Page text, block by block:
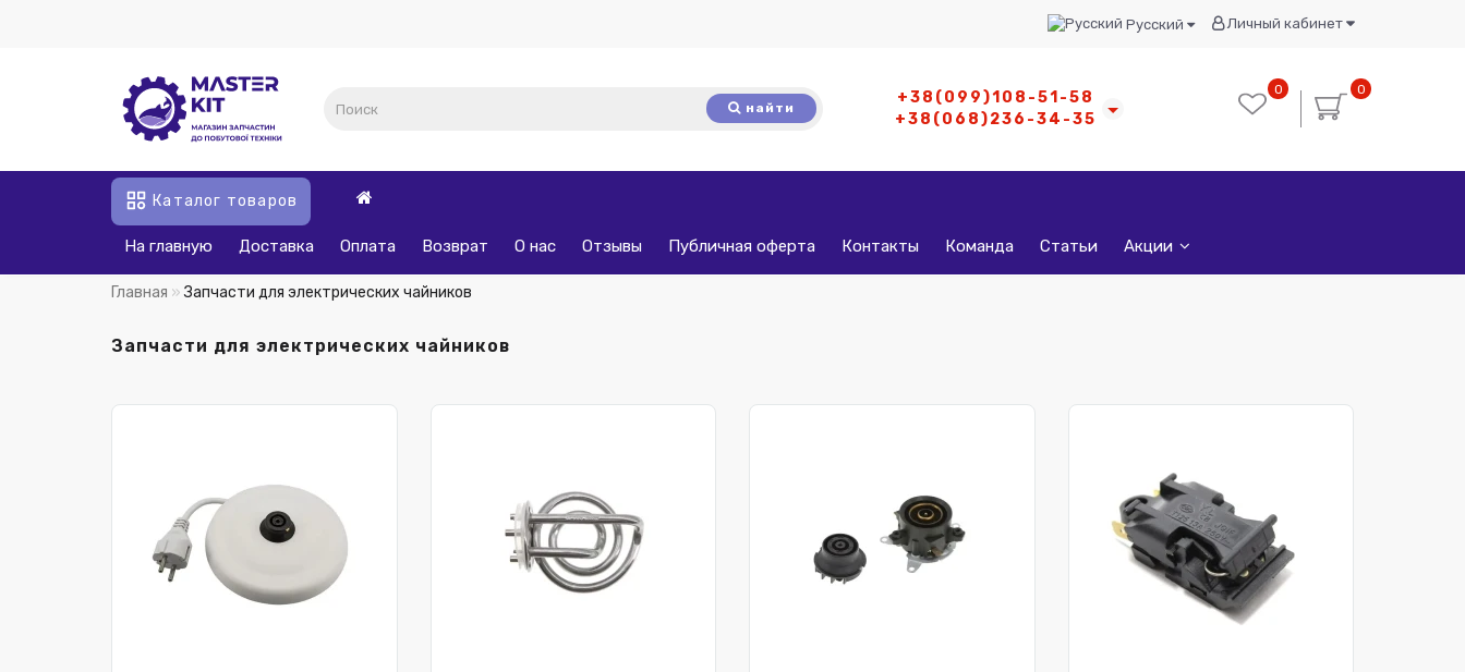
Личный кабинет
Русский
найти
+38(099)108-51-58
+38(068)236-34-35
0
0
Каталог товаров
На главную Доставка Оплата Возврат О нас Отзывы Публичная оферта Контакты Команда Статьи Акции
Главная Запчасти для электрических чайников
Запчасти для электрических чайников